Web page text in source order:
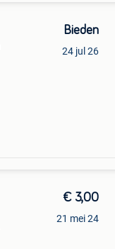
Bieden
24 jul 26
€ 3,00
21 mei 24